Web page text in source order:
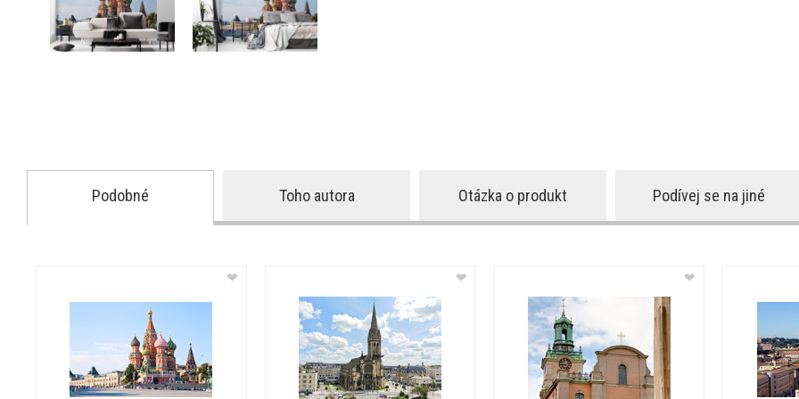
Podobné Toho autora Otázka o produkt Podívej se na jiné
❤ ❤ ❤